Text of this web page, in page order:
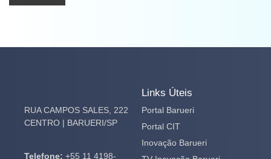
RUA CAMPOS SALES, 222
CENTRO | BARUERI/SP
Telefone: +55 11 4198-
Links Úteis
Portal Barueri
Portal CIT
Inovação Barueri